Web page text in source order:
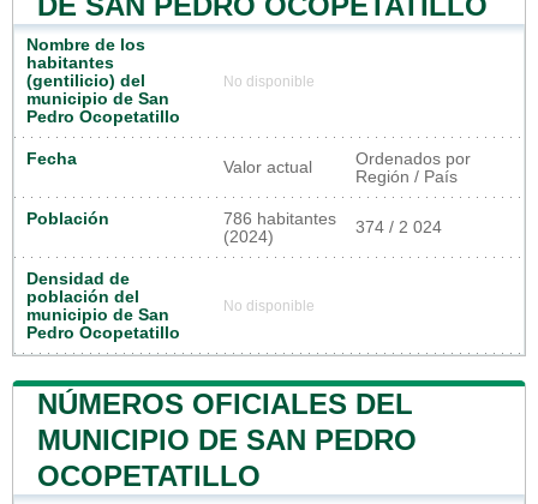
Nombre de los
habitantes
(gentilicio) del
municipio de San
Pedro Ocopetatillo
No disponible
Fecha Valor actual
Ordenados por
Región / País
Población
786 habitantes
(2024)
374 / 2 024
Densidad de
población del
municipio de San
Pedro Ocopetatillo
No disponible
NÚMEROS OFICIALES DEL
MUNICIPIO DE SAN PEDRO
OCOPETATILLO